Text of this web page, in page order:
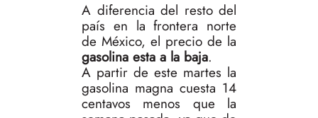
A diferencia del resto del
país en la frontera norte
de México, el precio de la
gasolina esta a la baja.
A partir de este martes la
gasolina magna cuesta 14
centavos menos que la